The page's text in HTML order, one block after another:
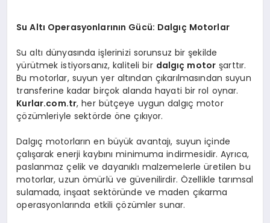
Su Altı Operasyonlarının Gücü: Dalgıç Motorlar
Su altı dünyasında işlerinizi sorunsuz bir şekilde
yürütmek istiyorsanız, kaliteli bir dalgıç motor şarttır.
Bu motorlar, suyun yer altından çıkarılmasından suyun
transferine kadar birçok alanda hayati bir rol oynar.
Kurlar.com.tr, her bütçeye uygun dalgıç motor
çözümleriyle sektörde öne çıkıyor.
Dalgıç motorların en büyük avantajı, suyun içinde
çalışarak enerji kaybını minimuma indirmesidir. Ayrıca,
paslanmaz çelik ve dayanıklı malzemelerle üretilen bu
motorlar, uzun ömürlü ve güvenilirdir. Özellikle tarımsal
sulamada, inşaat sektöründe ve maden çıkarma
operasyonlarında etkili çözümler sunar.